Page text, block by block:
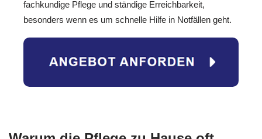
fachkundige Pflege und ständige Erreichbarkeit,
besonders wenn es um schnelle Hilfe in Notfällen geht.